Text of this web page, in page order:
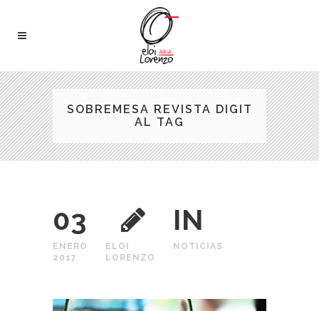
SOBREMESA REVISTA DIGIT
AL TAG
03
ENERO
2017
ELOI
LORENZO
IN
NOTICIAS